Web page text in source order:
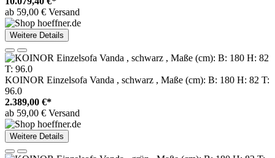
ab 59,00 € Versand
Weitere Details
KOINOR Einzelsofa Vanda , schwarz , Maße (cm): B: 180 H: 82 T:
96.0
2.389,00 €*
ab 59,00 € Versand
Weitere Details